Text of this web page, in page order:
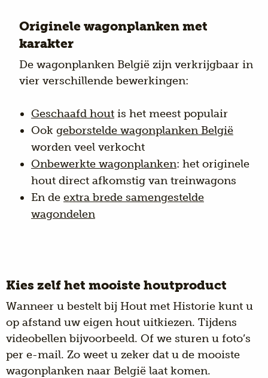
Originele wagonplanken met
karakter
De wagonplanken België zijn verkrijgbaar in
vier verschillende bewerkingen:
Geschaafd hout is het meest populair
Ook geborstelde wagonplanken België
worden veel verkocht
Onbewerkte wagonplanken: het originele
hout direct afkomstig van treinwagons
En de extra brede samengestelde
wagondelen
Kies zelf het mooiste houtproduct
Wanneer u bestelt bij Hout met Historie kunt u
op afstand uw eigen hout uitkiezen. Tijdens
videobellen bijvoorbeeld. Of we sturen u foto’s
per e-mail. Zo weet u zeker dat u de mooiste
wagonplanken naar België laat komen.